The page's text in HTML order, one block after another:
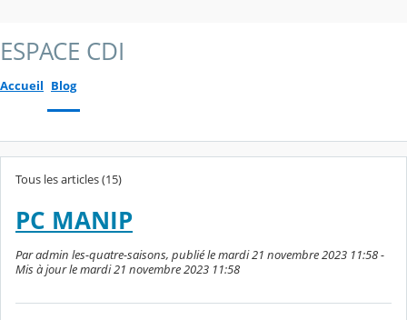
ESPACE CDI
Accueil Blog
Tous les articles (15)
PC MANIP
Par admin les-quatre-saisons, publié le mardi 21 novembre 2023 11:58 -
Mis à jour le mardi 21 novembre 2023 11:58